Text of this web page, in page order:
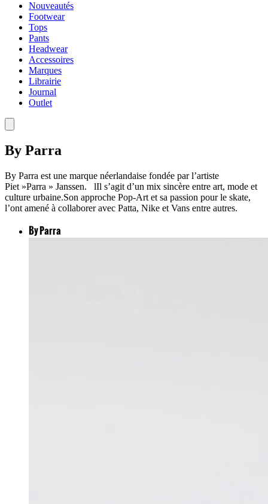
Nouveautés
Footwear
Tops
Pants
Headwear
Accessoires
Marques
Librairie
Journal
Outlet
By Parra
By Parra est une marque néerlandaise fondée par l’artiste
Piet »Parra » Janssen. lIl s’agit d’un mix sincère entre art, mode et
culture urbaine.Son approche Pop-Art et sa passion pour le skate,
l’ont amené à collaborer avec Patta, Nike et Vans entre autres.
By Parra